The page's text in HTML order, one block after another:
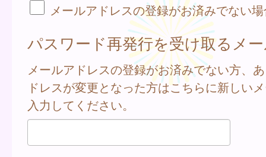
メールアドレスの登録がお済みでない
パスワード再発行を受け取るメ
メールアドレスの登録がお済みでない方、
ドレスが変更となった方はこちらに新しい
入力してください。